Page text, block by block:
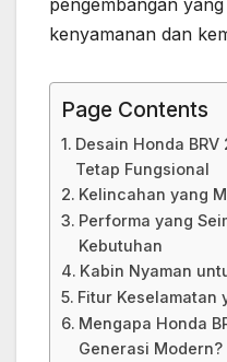
kenyamanan dan
Page Contents
Desain Honda
Tetap Fungsional
Kelincahan yang
Performa yang
Kebutuhan
Kabin Nyaman
Fitur Keselamatan
Mengapa Honda
Generasi Modern?